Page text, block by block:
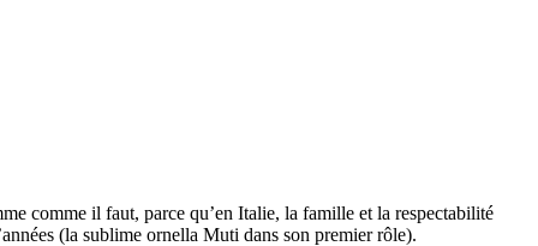
comme il faut, parce qu’en Italie, la famille et la respectabilité
(la sublime ornella Muti dans son premier rôle).